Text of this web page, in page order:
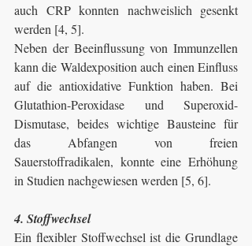
auch CRP konnten nachweislich gesenkt
werden [4, 5].
Neben der Beeinflussung von Immunzellen
kann die Waldexposition auch einen Einfluss
auf die antioxidative Funktion haben. Bei
Glutathion-Peroxidase und Superoxid-
Dismutase, beides wichtige Bausteine für
das Abfangen von freien
Sauerstoffradikalen, konnte eine Erhöhung
in Studien nachgewiesen werden [5, 6].
4. Stoffwechsel
Ein flexibler Stoffwechsel ist die Grundlage